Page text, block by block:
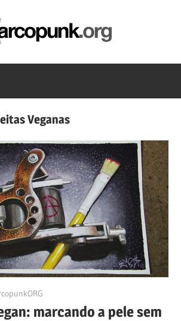
Veganas
marcando a pele sem